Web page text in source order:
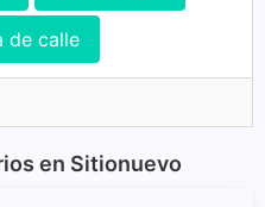
de calle
en Sitionuevo